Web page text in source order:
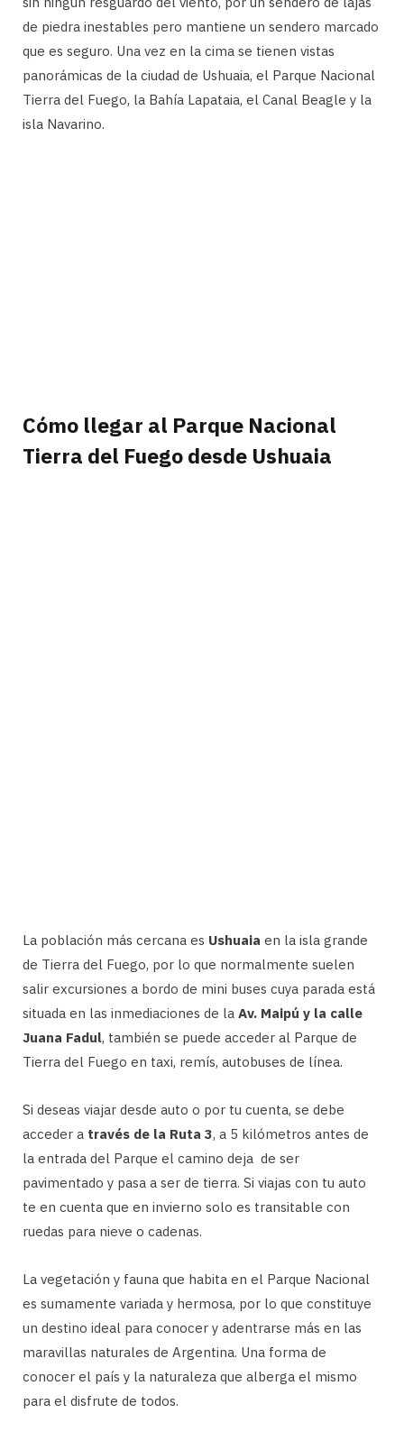
de piedra inestables pero mantiene un sendero marcado
que es seguro. Una vez en la cima se tienen vistas
panorámicas de la ciudad de Ushuaia, el Parque Nacional
Tierra del Fuego, la Bahía Lapataia, el Canal Beagle y la
isla Navarino.
Cómo llegar al Parque Nacional
Tierra del Fuego desde Ushuaia
La población más cercana es Ushuaia en la isla grande
de Tierra del Fuego, por lo que normalmente suelen
salir excursiones a bordo de mini buses cuya parada está
situada en las inmediaciones de la Av. Maipú y la calle
Juana Fadul, también se puede acceder al Parque de
Tierra del Fuego en taxi, remís, autobuses de línea.
Si deseas viajar desde auto o por tu cuenta, se debe
acceder a través de la Ruta 3, a 5 kilómetros antes de
la entrada del Parque el camino deja de ser
pavimentado y pasa a ser de tierra. Si viajas con tu auto
te en cuenta que en invierno solo es transitable con
ruedas para nieve o cadenas.
La vegetación y fauna que habita en el Parque Nacional
es sumamente variada y hermosa, por lo que constituye
un destino ideal para conocer y adentrarse más en las
maravillas naturales de Argentina. Una forma de
conocer el país y la naturaleza que alberga el mismo
para el disfrute de todos.